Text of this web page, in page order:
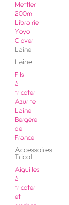
Mettler
200m
Librairie
Yoyo
Clover
Laine
Laine
Fils
à
tricoter
Azurite
Laine
Bergère
de
France
Accessoires
Tricot
Aiguilles
à
tricoter
et